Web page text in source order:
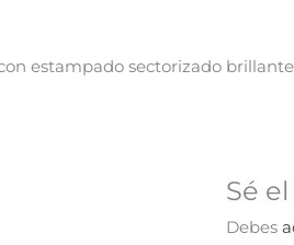
estampado sectorizado brillante
Sé
Debes